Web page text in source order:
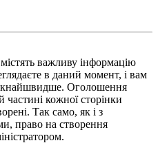
важливу інформацію
в даний момент, і вам
Оголошення
частині кожної сторінки
Так само, як і з
право на створення